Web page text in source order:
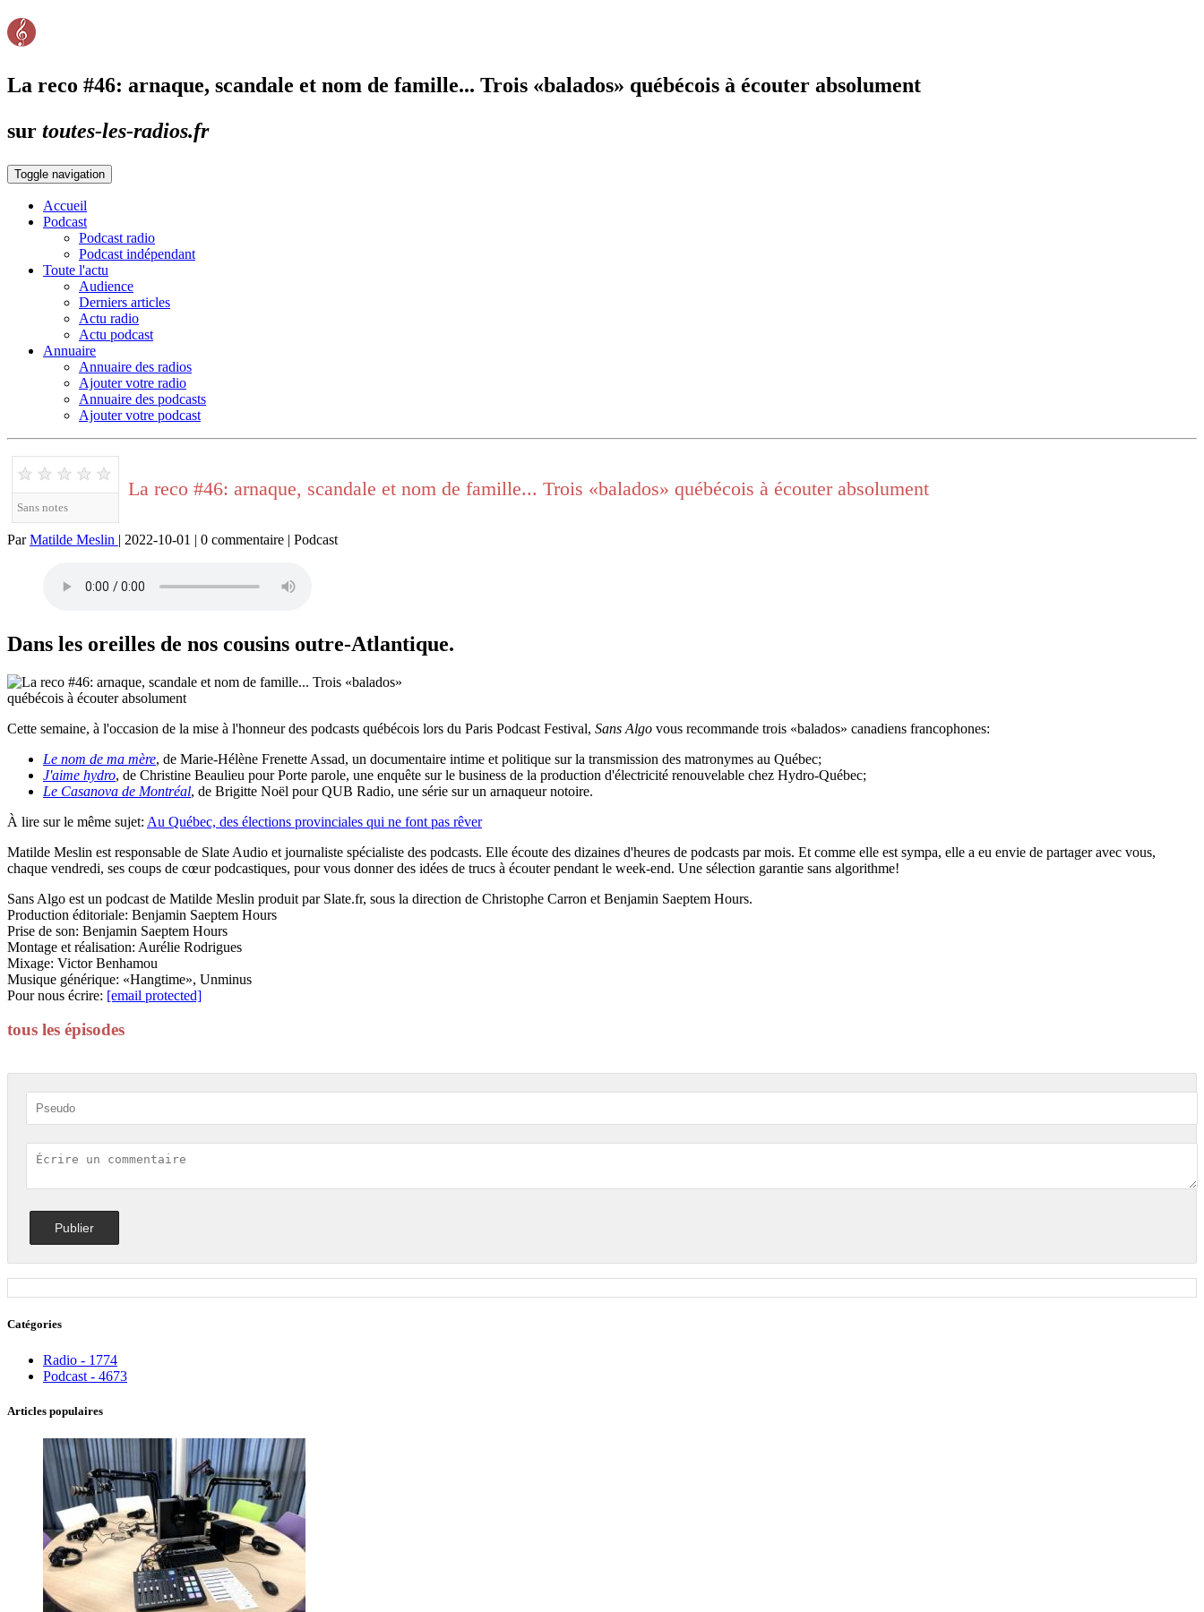
La reco #46: arnaque, scandale et nom de famille... Trois «balados» québécois à écouter absolument
sur toutes-les-radios.fr
Toggle navigation
Accueil
Podcast
Podcast radio
Podcast indépendant
Toute l'actu
Audience
Derniers articles
Actu radio
Actu podcast
Annuaire
Annuaire des radios
Ajouter votre radio
Annuaire des podcasts
Ajouter votre podcast
★ ★ ★ ★ ★
Sans notes
La reco #46: arnaque, scandale et nom de famille... Trois «balados» québécois à écouter absolument
ParMatilde Meslin | 2022-10-01 | 0 commentaire | Podcast
Dans les oreilles de nos cousins outre-Atlantique.
Cette semaine, à l'occasion de la mise à l'honneur des podcasts québécois lors du Paris Podcast Festival, Sans Algo vous recommande trois «balados» canadiens francophones:
Le nom de ma mère, de Marie-Hélène Frenette Assad, un documentaire intime et politique sur la transmission des matronymes au Québec;
J'aime hydro, de Christine Beaulieu pour Porte parole, une enquête sur le business de la production d'électricité renouvelable chez Hydro-Québec;
Le Casanova de Montréal, de Brigitte Noël pour QUB Radio, une série sur un arnaqueur notoire.
À lire sur le même sujet: Au Québec, des élections provinciales qui ne font pas rêver
Matilde Meslin est responsable de Slate Audio et journaliste spécialiste des podcasts. Elle écoute des dizaines d'heures de podcasts par mois. Et comme elle est sympa, elle a eu envie de partager avec vous,
chaque vendredi, ses coups de cœur podcastiques, pour vous donner des idées de trucs à écouter pendant le week-end. Une sélection garantie sans algorithme!
Sans Algo est un podcast de Matilde Meslin produit par Slate.fr, sous la direction de Christophe Carron et Benjamin Saeptem Hours.
Production éditoriale: Benjamin Saeptem Hours
Prise de son: Benjamin Saeptem Hours
Montage et réalisation: Aurélie Rodrigues
Mixage: Victor Benhamou
Musique générique: «Hangtime», Unminus
Pour nous écrire: [email protected]
tous les épisodes
Catégories
Radio - 1774
Podcast - 4673
Articles populaires